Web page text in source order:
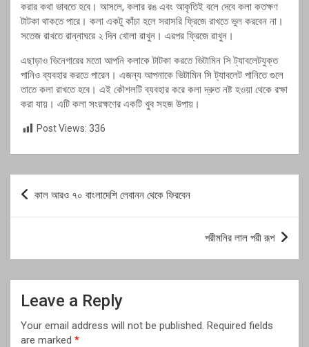
করার কথা ভাবতে হবে। আসলে, কলার রঙ এবং আকৃতিই বলে দেবে কলা কতক্ষণ
টাটকা থাকতে পারে। কলা একটু কাঁচা হলে সরাসরি ফ্রিজে রাখতে ভুল করবেন না।
সতেজ রাখতে রান্নাঘরে ২ দিন খোলা রাখুন। এরপর ফ্রিজে রাখুন।
এছাড়াও ভিনেগারের মতো আপনি কলাকে টাটকা করতে ভিটামিন সি ট্যাবলেটযুক্ত
পানিও ব্যবহার করতে পারেন। এজন্য আপনাকে ভিটামিন সি ট্যাবলেট পানিতে গুলে
তাতে কলা রাখতে হবে। এই কৌশলটি ব্যবহার করে কলা দ্রুত নষ্ট হওয়া থেকে রক্ষা
করা যায়। এটি কলা সংরক্ষণের একটি খুব সহজ উপায়।
Post Views: 336
Post
কাল আরও ৭০ বাংলাদেশি লেবানন থেকে ফিরবেন
পরীমনির লাল পরী রূপ
Leave a Reply
Your email address will not be published. Required fields
are marked *